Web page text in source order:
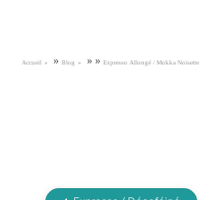
Accueil » Blog » » Expresso Allongé / Mokka Noisette